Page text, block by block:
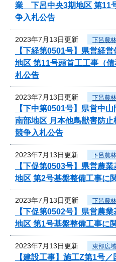
業 下呂中央3期地区 第11
争入札公告
2023年7月13日更新 下呂農
【下経第0501号】県営経
地区 第11号頭首工工事（
札公告
2023年7月13日更新 下呂農
【下中第0501号】県営中
南部地区 月本他鳥獣害防
競争入札公告
2023年7月13日更新 下呂農
【下促第0503号】県営農
地区 第2号基盤整備工事に
2023年7月13日更新 下呂農
【下促第0502号】県営農
地区 第1号基盤整備工事に
2023年7月13日更新 東部広
【建設工事】施工Z第1号